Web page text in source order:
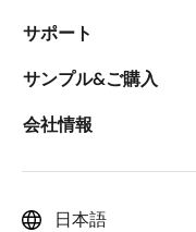
サポート
サンプル&ご購入
会社情報
日本語
～0－40Gbps
テムで最大約
ルネサス エレクト